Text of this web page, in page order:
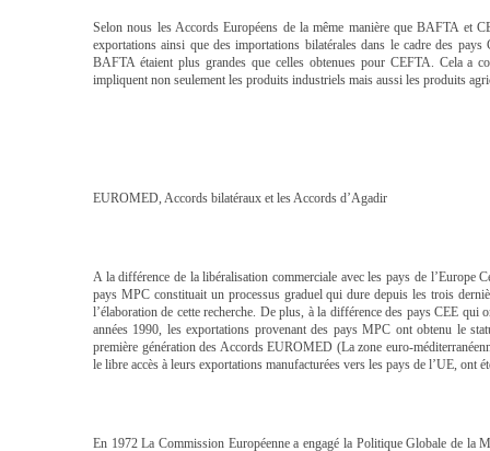
Selon nous les Accords Européens de la même manière que BAFTA et
exportations ainsi que des importations bilatérales dans le cadre des
BAFTA étaient plus grandes que celles obtenues pour CEFTA. Cela a
impliquent non seulement les produits industriels mais aussi les produits
EUROMED, Accords bilatéraux et les Accords d’Agadir
A la différence de la libéralisation commerciale avec les pays de l’Europe
pays MPC constituait un processus graduel qui dure depuis les trois
l’élaboration de cette recherche. De plus, à la différence des pays CEE qui
années 1990, les exportations provenant des pays MPC ont obtenu le
première génération des Accords EUROMED (La zone euro-
le libre accès à leurs exportations manufacturées vers les pays de l’UE, ont
En 1972 La Commission Européenne a engagé la Politique Globale de la